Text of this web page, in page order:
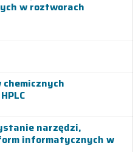
w roztworach
narzędzi,
informatycznych w